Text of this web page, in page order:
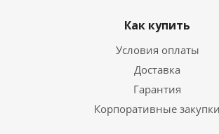
Как купить
Условия оплаты
Доставка
Гарантия
Корпоративные закупки